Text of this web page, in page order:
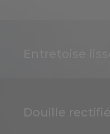
Douille